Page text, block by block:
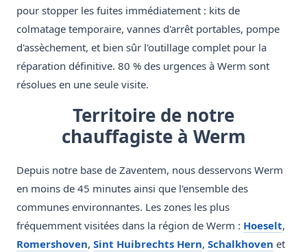
pour stopper les fuites immédiatement : kits de
colmatage temporaire, vannes d'arrêt portables, pompe
d'assèchement, et bien sûr l'outillage complet pour la
réparation définitive. 80 % des urgences à Werm sont
résolues en une seule visite.
Territoire de notre
chauffagiste à Werm
Depuis notre base de Zaventem, nous desservons Werm
en moins de 45 minutes ainsi que l'ensemble des
communes environnantes. Les zones les plus
fréquemment visitées dans la région de Werm : Hoeselt,
Romershoven, Sint Huibrechts Hern, Schalkhoven et